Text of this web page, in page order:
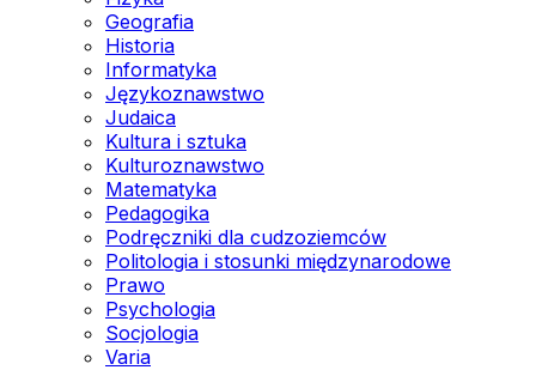
Geografia
Historia
Informatyka
Językoznawstwo
Judaica
Kultura i sztuka
Kulturoznawstwo
Matematyka
Pedagogika
Podręczniki dla cudzoziemców
Politologia i stosunki międzynarodowe
Prawo
Psychologia
Socjologia
Varia